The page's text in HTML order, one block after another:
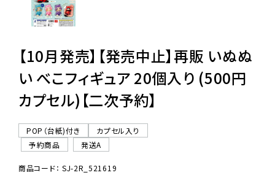
06-6282-7659
【10月発売】【発売中止】再販 いぬぬ
い べこフィギュア 20個入り (500円
カプセル)【二次予約】
POP（台紙)付き
カプセル入り
予約商品
発送A
商品コード： SJ-2R_521619